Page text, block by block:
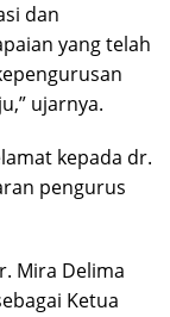
dan
yang telah
ujarnya.
kepada dr.
pengurus
Mira Delima
Ketua